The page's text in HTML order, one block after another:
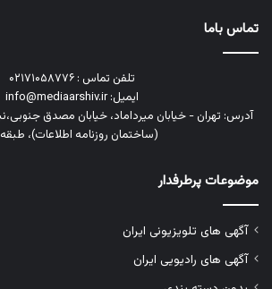
تماس باما
تلفن تماس : ۰۲۱۷۱۰۵۸۷۷۶
ایمیل: info@mediaarshiv.ir
(ساختمان روزنامه اطلاعات)، طبقه ۱۳
موضوعات پرطرفدار
آگهی های تلویزیونی ایران
آگهی های رادیویی ایران